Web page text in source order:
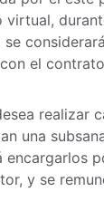
virtual,
el
realizar
una
encargarlos
y se